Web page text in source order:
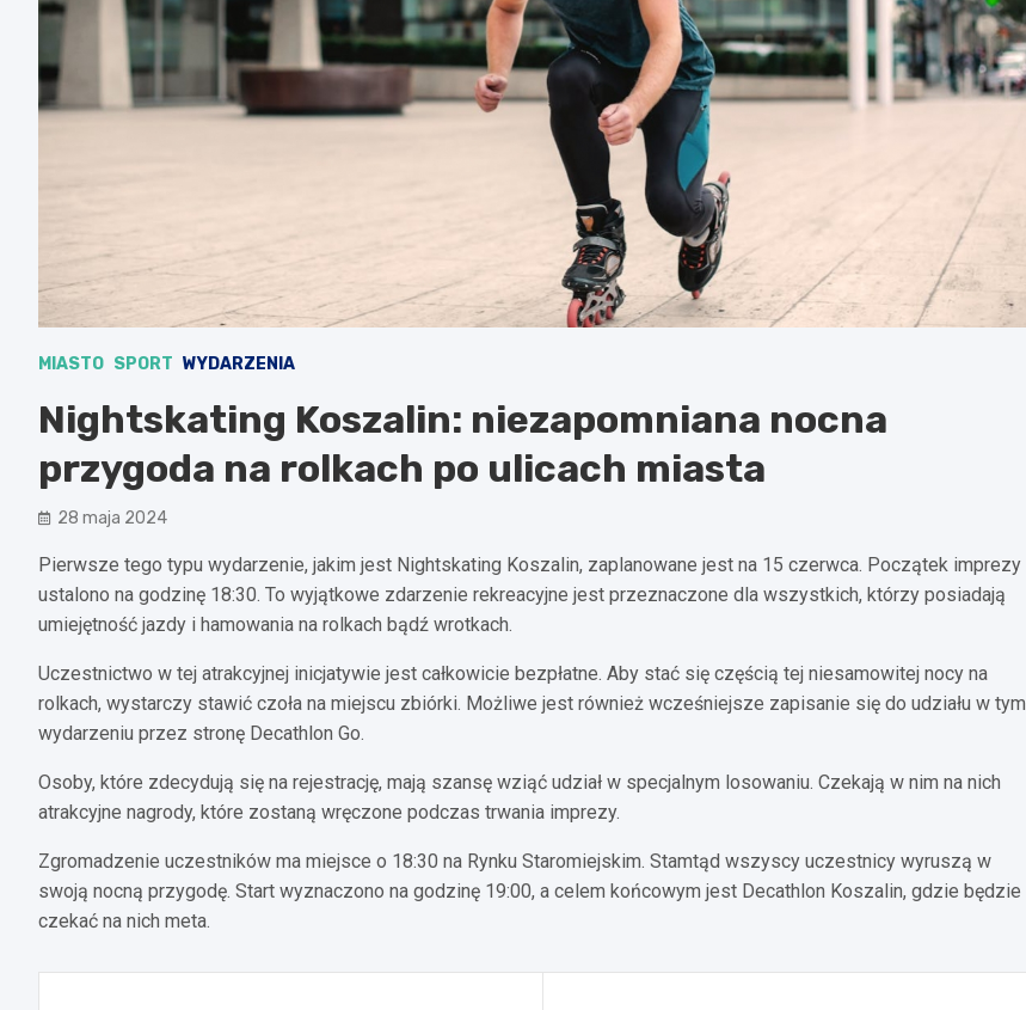
MIASTO SPORT WYDARZENIA
Nightskating Koszalin: niezapomniana nocna
przygoda na rolkach po ulicach miasta
28 maja 2024
Pierwsze tego typu wydarzenie, jakim jest Nightskating Koszalin, zaplanowane jest na 15 czerwca. Początek imprezy
ustalono na godzinę 18:30. To wyjątkowe zdarzenie rekreacyjne jest przeznaczone dla wszystkich, którzy posiadają
umiejętność jazdy i hamowania na rolkach bądź wrotkach.
Uczestnictwo w tej atrakcyjnej inicjatywie jest całkowicie bezpłatne. Aby stać się częścią tej niesamowitej nocy na
rolkach, wystarczy stawić czoła na miejscu zbiórki. Możliwe jest również wcześniejsze zapisanie się do udziału w tym
wydarzeniu przez stronę Decathlon Go.
Osoby, które zdecydują się na rejestrację, mają szansę wziąć udział w specjalnym losowaniu. Czekają w nim na nich
atrakcyjne nagrody, które zostaną wręczone podczas trwania imprezy.
Zgromadzenie uczestników ma miejsce o 18:30 na Rynku Staromiejskim. Stamtąd wszyscy uczestnicy wyruszą w
swoją nocną przygodę. Start wyznaczono na godzinę 19:00, a celem końcowym jest Decathlon Koszalin, gdzie będzie
czekać na nich meta.